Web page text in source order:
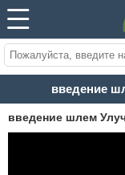
введение
введение шлем